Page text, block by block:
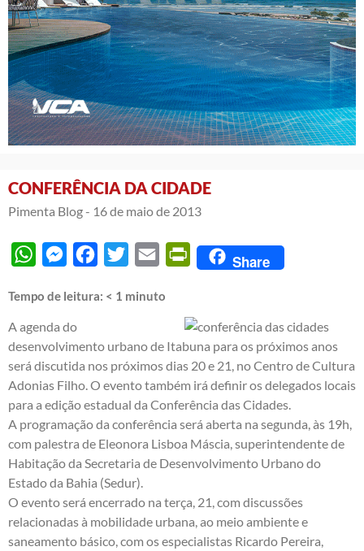
CONFERÊNCIA DA CIDADE
Pimenta Blog - 16 de maio de 2013
WhatsAppMessengerFacebook
Twitter Email PrintFriendly
Share
Tempo de leitura: < 1 minuto
A agenda do
desenvolvimento urbano de Itabuna para os próximos anos
será discutida nos próximos dias 20 e 21, no Centro de Cultura
Adonias Filho. O evento também irá definir os delegados locais
para a edição estadual da Conferência das Cidades.
A programação da conferência será aberta na segunda, às 19h,
com palestra de Eleonora Lisboa Máscia, superintendente de
Habitação da Secretaria de Desenvolvimento Urbano do
Estado da Bahia (Sedur).
O evento será encerrado na terça, 21, com discussões
relacionadas à mobilidade urbana, ao meio ambiente e
saneamento básico, com os especialistas Ricardo Pereira,